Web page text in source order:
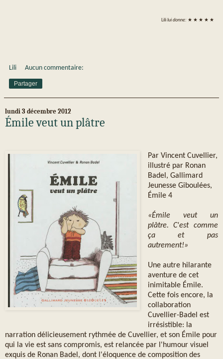
Lililui donne: ★ ★ ★ ★ ★
Lili Aucun commentaire:
Partager
lundi 3 décembre 2012
Émile veut un plâtre
Par Vincent Cuvellier,
illustré par Ronan
Badel, Gallimard
Jeunesse Giboulées,
Émile 4
«Émile veut un
plâtre. C'est comme
ça et pas
autrement!»
Une autre hilarante
aventure de cet
inimitable Émile.
Cette fois encore, la
collaboration
Cuvellier-Badel est
irrésistible: la
narration délicieusement rythmée de Cuvellier, et son Émile pour
qui la vie est sans compromis, est relancée par l'humour visuel
exquis de Ronan Badel, dont l'éloquence de composition des